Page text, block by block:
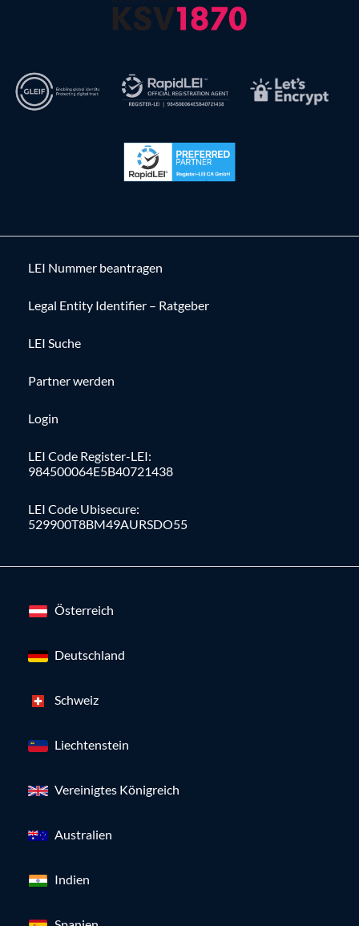
LEI Nummer beantragen
Legal Entity Identifier – Ratgeber
LEI Suche
Partner werden
Login
LEI Code Register-LEI:
984500064E5B40721438
LEI Code Ubisecure:
529900T8BM49AURSDO55
Österreich
Deutschland
Schweiz
Liechtenstein
Vereinigtes Königreich
Australien
Indien